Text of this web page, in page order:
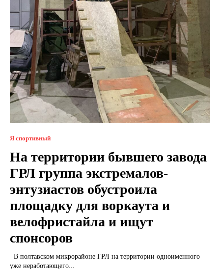
Я спортивный
На территории бывшего завода
ГРЛ группа экстремалов-
энтузиастов обустроила
площадку для воркаута и
велофристайла и ищут
спонсоров
уже неработающего...